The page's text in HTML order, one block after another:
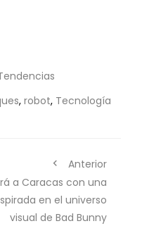
, robot, Tecnología
Anterior
a Caracas con una
en el universo
visual de Bad Bunny